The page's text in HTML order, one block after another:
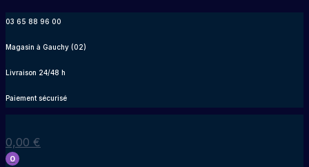
contenu
03 65 88 96 00
Magasin à Gauchy (02)
Livraison 24/48 h
Paiement sécurisé
0,00 €
0